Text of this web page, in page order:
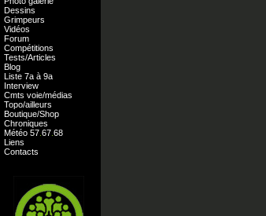
Dessins
Grimpeurs
Vidéos
Forum
Compétitions
Tests/Articles
Blog
Liste 7a à 9a
Interview
Cmts voie/médias
Topo/ailleurs
Boutique/Shop
Chroniques
Météo 57 67 68
Liens
Contacts